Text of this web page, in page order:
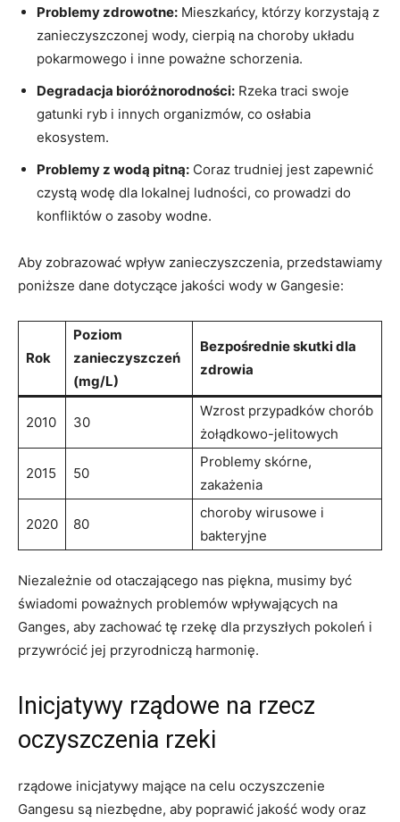
Problemy zdrowotne: Mieszkańcy, którzy korzystają z
zanieczyszczonej wody, cierpią na choroby układu
pokarmowego i inne poważne schorzenia.
Degradacja bioróżnorodności: Rzeka traci swoje
gatunki ryb i innych organizmów, co osłabia
ekosystem.
Problemy z wodą pitną: Coraz trudniej jest zapewnić
czystą wodę dla lokalnej ludności, co prowadzi do
konfliktów o zasoby wodne.
Aby zobrazować wpływ zanieczyszczenia, przedstawiamy
poniższe dane dotyczące jakości wody w Gangesie:
Rok
Poziom
zanieczyszczeń
(mg/L)
Bezpośrednie skutki dla
zdrowia
2010 30
Wzrost przypadków chorób
żołądkowo-jelitowych
2015 50
Problemy skórne,
zakażenia
2020 80
choroby wirusowe i
bakteryjne
Niezależnie od otaczającego nas piękna, musimy być
świadomi poważnych problemów wpływających na
Ganges, aby zachować tę rzekę dla przyszłych pokoleń i
przywrócić jej przyrodniczą harmonię.
Inicjatywy rządowe na rzecz
oczyszczenia rzeki
rządowe inicjatywy mające na celu oczyszczenie
Gangesu są niezbędne, aby poprawić jakość wody oraz